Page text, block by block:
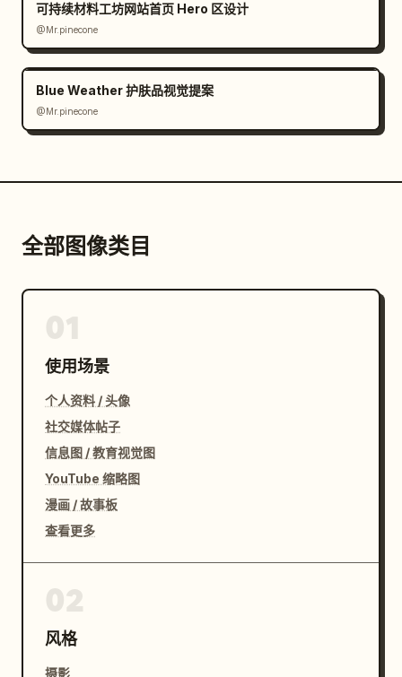
可持续材料工坊网站首页 Hero 区设计
@Mr.pinecone
Blue Weather 护肤品视觉提案
@Mr.pinecone
全部图像类目
使用场景
个人资料 / 头像
社交媒体帖子
信息图 / 教育视觉图
YouTube 缩略图
漫画 / 故事板
查看更多
风格
摄影